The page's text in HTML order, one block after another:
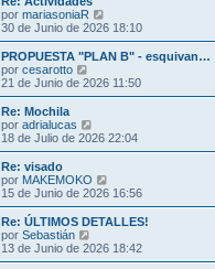
s
a
e
o
m
e
s
a
j
e
l
t
m
o
m
e
a
j
e
por mariasoniaR
e
r
ú
t
m
e
a
j
e
30 de Junio de 2026 18:10
PROPUESTA "PLAN B" - esquivan…
por cesarotto
e
r
l
t
o
m
e
s
a
j
21 de Junio de 2026 11:50
Re: Mochila
por adrialucas
e
r
t
m
o
m
e
18 de Julio de 2026 22:04
Re: visado
por MAKEMOKO
e
r
ú
t
15 de Junio de 2026 16:56
Re: ÚLTIMOS DETALLES!
por Sebastián
e
r
13 de Junio de 2026 18:42